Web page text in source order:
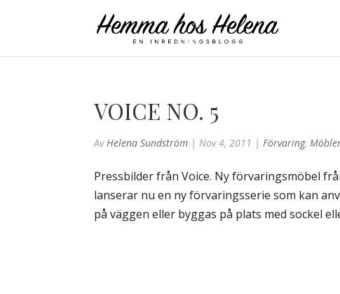
VOICE NO. 5
AvHelena Sundström |Nov 4, 2011 |Förvaring,
Pressbilder från Voice. Ny förvaringsmöbel
lanserar nu en ny förvaringsserie som kan
på väggen eller byggas på plats med sockel